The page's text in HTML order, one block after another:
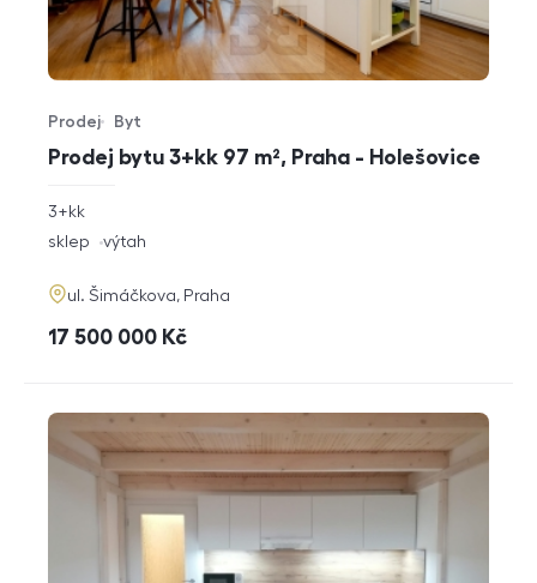
Prodej bytu 3+kk 97 m², Praha - Holešovice
Typ nabídky
Prodej
Typ nemovitosti
Byt
rozměry
dispozice
3+kk
funkce
sklep výtah
adresa
ul. Šimáčkova, Praha
cena
17 500 000 Kč